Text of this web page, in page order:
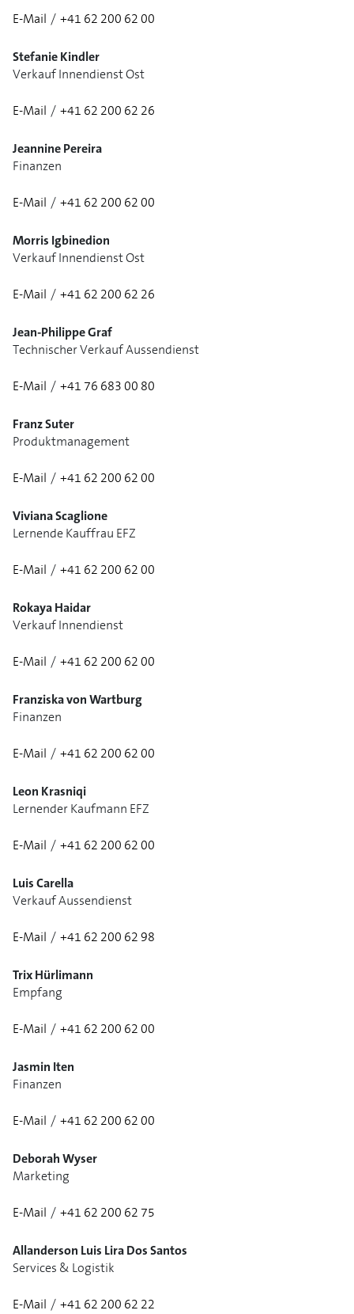
E-Mail / +41 62 200 62 00
Stefanie Kindler
Verkauf Innendienst Ost
E-Mail / +41 62 200 62 26
Jeannine Pereira
Finanzen
E-Mail / +41 62 200 62 00
Morris Igbinedion
Verkauf Innendienst Ost
E-Mail / +41 62 200 62 26
Jean-Philippe Graf
Technischer Verkauf Aussendienst
E-Mail / +41 76 683 00 80
Franz Suter
Produktmanagement
E-Mail / +41 62 200 62 00
Viviana Scaglione
Lernende Kauffrau EFZ
E-Mail / +41 62 200 62 00
Rokaya Haidar
Verkauf Innendienst
E-Mail / +41 62 200 62 00
Franziska von Wartburg
Finanzen
E-Mail / +41 62 200 62 00
Leon Krasniqi
Lernender Kaufmann EFZ
E-Mail / +41 62 200 62 00
Luis Carella
Verkauf Aussendienst
E-Mail / +41 62 200 62 98
Trix Hürlimann
Empfang
E-Mail / +41 62 200 62 00
Jasmin Iten
Finanzen
E-Mail / +41 62 200 62 00
Deborah Wyser
Marketing
E-Mail / +41 62 200 62 75
Allanderson Luis Lira Dos Santos
Services & Logistik
E-Mail / +41 62 200 62 22